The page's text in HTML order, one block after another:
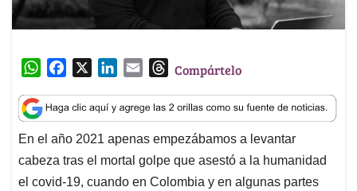
W
a
t
s
A
p
c
e
b
o
o
n
k
e
d
I
a
i
l
T
r
e
a
d
s
Compártelo
En el año 2021 apenas empezábamos a levantar
cabeza tras el mortal golpe que asestó a la humanidad
el covid-19, cuando en Colombia y en algunas partes